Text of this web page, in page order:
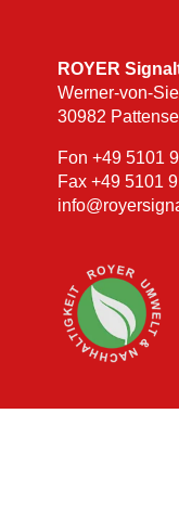
ROYER
Werner-von-
30982
Fon +49 5101
Fax +49 5101